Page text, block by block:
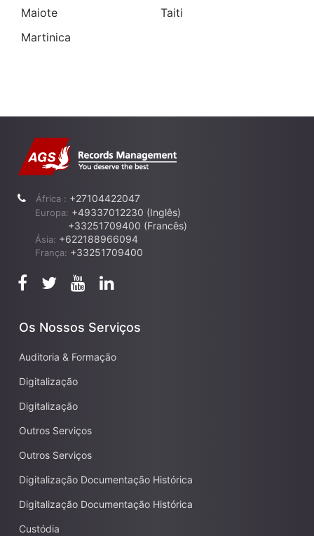
Maiote
Martinica
Taiti
África : +27104422047
Europa: +49337012230 (Inglês)
+33251709400 (Francês)
Ásia: +622188966094
França: +33251709400
Os Nossos Serviços
Auditoria & Formação
Digitalização
Digitalização
Outros Serviços
Outros Serviços
Digitalização Documentação Histórica
Digitalização Documentação Histórica
Custódia